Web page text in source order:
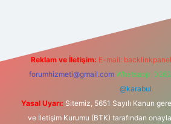
Reklam ve İletişim: E-mail:
forumhizmeti@gmail.com Whatsapp:
@karabul
Yasal Uyarı: Sitemiz, 5651 Sayılı Kanun
ve İletişim Kurumu (BTK) tarafından